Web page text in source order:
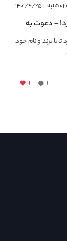
۱۴۰۱/۴/۲۵
– دعوت به
با برند و نام خود
۱ ۱